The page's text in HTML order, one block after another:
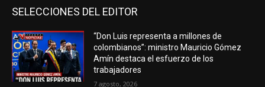
SELECCIONES DEL EDITOR
“Don Luis representa a millones de
colombianos”: ministro Mauricio Gómez
Amín destaca el esfuerzo de los
trabajadores
7 agosto, 2026